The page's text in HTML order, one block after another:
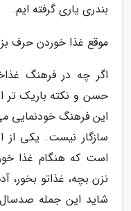
بندری یاری گرفته ایم.
موقع غذا خوردن حرف
اگر چه در فرهنگ
حسن و نکته باریک تر
این فرهنگ خودنمایی
سازگار نیست. یکی از
است که هنگام غذا
نزن بچه، غذاتو بخور،
شاید این جمله